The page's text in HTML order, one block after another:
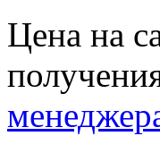
Цена на